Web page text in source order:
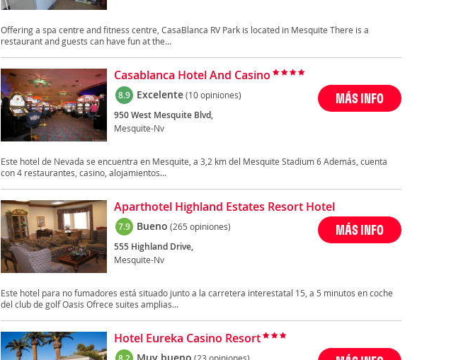
Offering a spa centre and fitness centre, CasaBlanca RV Park is located in Mesquite There is a
restaurant and guests can have fun at the...
Casablanca Hotel And Casino
8.9 Excelente(10 opiniones)
950 West Mesquite Blvd,
Mesquite-Nv
MÁS INFO
Este hotel de Nevada se encuentra en Mesquite, a 3,2 km del Mesquite Stadium 6 Además, cuenta
con 4 restaurantes, casino, alojamientos...
Aparthotel Highland Estates Resort Hotel
7.9 Bueno (265 opiniones)
555 Highland Drive,
Mesquite-Nv
MÁS INFO
Este hotel para no fumadores está situado junto a la carretera interestatal 15, a 5 minutos en coche
del club de golf Oasis Ofrece suites amplias...
Hotel Eureka Casino Resort